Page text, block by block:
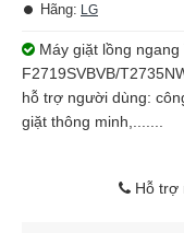
Hãng: LG
Máy giặt lồng ngang
F2719SVBVB/
hỗ trợ người dùng:
giặt thông minh,.......
Hỗ trợ